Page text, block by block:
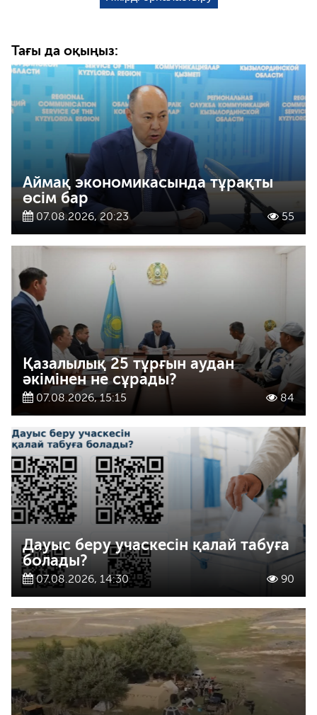
Тағы да оқыңыз:
Аймақ экономикасында тұрақты
өсім бар
07.08.2026, 20:23 55
Қазалылық 25 тұрғын аудан
әкімінен не сұрады?
07.08.2026, 15:15 84
Дауыс беру учаскесін қалай табуға
болады?
07.08.2026, 14:30 90